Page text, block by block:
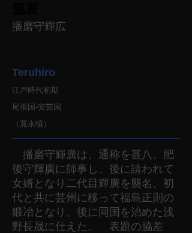
播磨守輝広
Teruhiro
江戸時代初期
尾張国-安芸国
（寛永頃）
播磨守輝廣は、通称を甚八。肥
後守輝廣に師事し、後に請われて
女婿となり二代目輝廣を襲名、初
代と共に芸州に移って福島正則の
鍛冶となり、後に同国を治めた浅
野長晟に仕えた。 表題の脇差